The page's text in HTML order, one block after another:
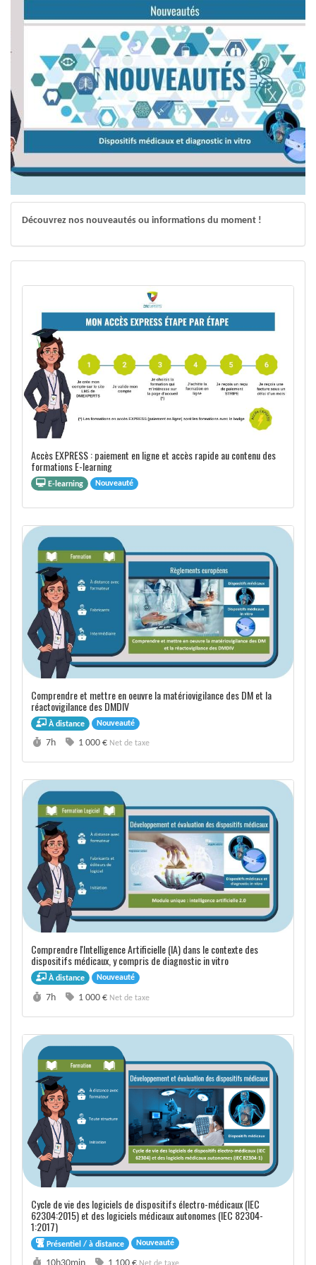
Découvrez nos nouveautés ou informations du moment !
Accès EXPRESS : paiement en ligne et accès rapide au contenu des
formations E-learning
E-learning Nouveauté
Comprendre et mettre en oeuvre la matériovigilance des DM et la
réactovigilance des DMDIV
À distance Nouveauté
Durée :
7h Prix :
1 000 € Net de taxe
Comprendre l'Intelligence Artificielle (IA) dans le contexte des
dispositifs médicaux, y compris de diagnostic in vitro
À distance Nouveauté
Durée :
7h Prix :
1 000 € Net de taxe
Cycle de vie des logiciels de dispositifs électro-médicaux (IEC
62304:2015) et des logiciels médicaux autonomes (IEC 82304-
1:2017)
Présentiel / à distance Nouveauté
Durée : Prix :